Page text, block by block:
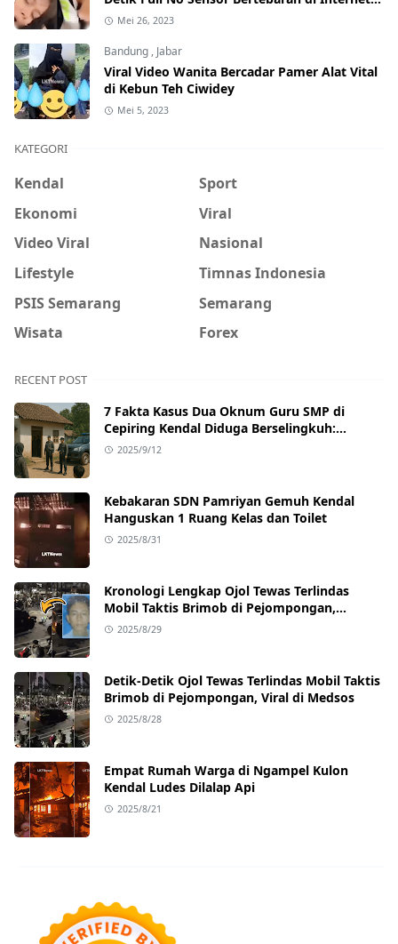
Hati-Hati Phising!
Mei 26, 2023
Bandung , Jabar
Viral Video Wanita Bercadar Pamer Alat Vital
di Kebun Teh Ciwidey
Mei 5, 2023
KATEGORI
Kendal
Sport
Ekonomi
Viral
Video Viral
Nasional
Lifestyle
Timnas Indonesia
PSIS Semarang
Semarang
Wisata
Forex
RECENT POST
7 Fakta Kasus Dua Oknum Guru SMP di
Cepiring Kendal Diduga Berselingkuh:
Kronologi, Pengakuan, hingga Sanksi
2025/9/12
Kebakaran SDN Pamriyan Gemuh Kendal
Hanguskan 1 Ruang Kelas dan Toilet
2025/8/31
Kronologi Lengkap Ojol Tewas Terlindas
Mobil Taktis Brimob di Pejompongan,
Ternyata Sedang Antar Orderan
2025/8/29
Detik-Detik Ojol Tewas Terlindas Mobil Taktis
Brimob di Pejompongan, Viral di Medsos
2025/8/28
Empat Rumah Warga di Ngampel Kulon
Kendal Ludes Dilalap Api
2025/8/21